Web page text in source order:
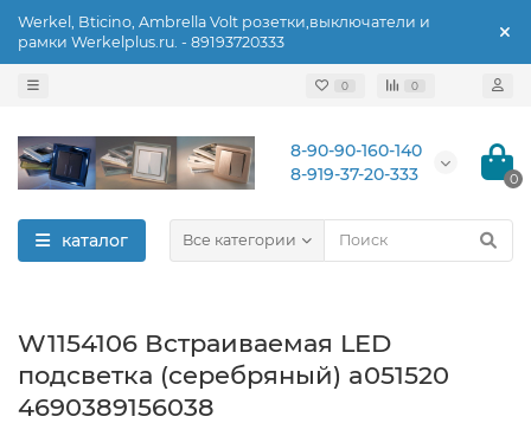
Werkel, Bticino, Ambrella Volt розетки,выключатели и
рамки Werkelplus.ru. - 89193720333
0 0
8-90-90-160-140
8-919-37-20-333
0
каталог Все категории
W1154106 Встраиваемая LED
подсветка (серебряный) a051520
4690389156038